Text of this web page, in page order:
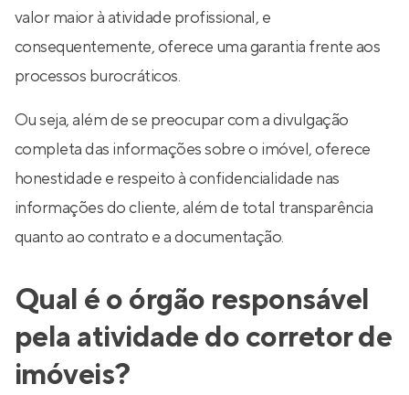
valor maior à atividade profissional, e
consequentemente, oferece uma garantia frente aos
processos burocráticos.
Ou seja, além de se preocupar com a divulgação
completa das informações sobre o imóvel, oferece
honestidade e respeito à confidencialidade nas
informações do cliente, além de total transparência
quanto ao contrato e a documentação.
Qual é o órgão responsável
pela atividade do corretor de
imóveis?